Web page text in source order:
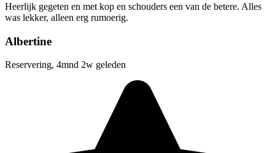
Heerlijk gegeten en met kop en schouders een van de betere. Alles
was lekker, alleen erg rumoerig.
Albertine
Reservering, 4mnd 2w geleden